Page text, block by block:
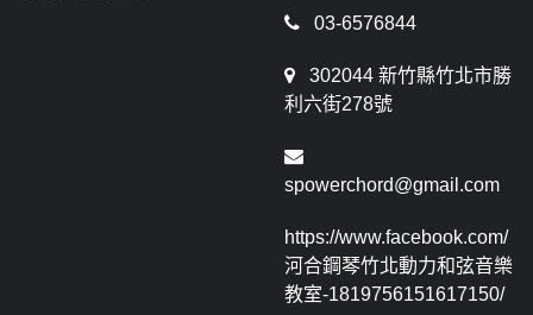
03-6576844
302044 新竹縣竹北市勝
利六街278號
spowerchord@gmail.com
https://www.facebook.com/
河合鋼琴竹北動力和弦音樂
教室-1819756151617150/